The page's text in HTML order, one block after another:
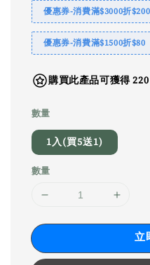
優惠券-消費滿$3000折$200
優惠券-消費滿$1500折$80
購買此產品可獲得
數量
1入(買5送1)
數量
立